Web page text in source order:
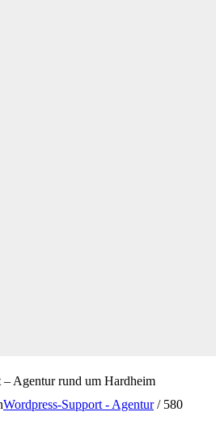
Agentur rund um Hardheim
Wordpress-Support - Agentur / 580